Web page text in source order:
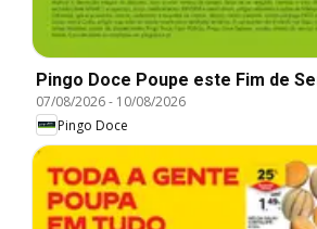
Pingo Doce Poupe este Fim de
07/08/2026- 10/08/2026
Pingo Doce